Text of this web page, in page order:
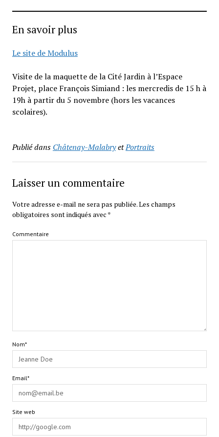
En savoir plus
Le site de Modulus
Visite de la maquette de la Cité Jardin à l’Espace
Projet, place François Simiand : les mercredis de 15 h à
19h à partir du 5 novembre (hors les vacances
scolaires).
Publié dans Châtenay-MalabryetPortraits
Laisser un commentaire
Votre adresse e-mail ne sera pas publiée.Les champs
obligatoires sont indiqués avec *
Commentaire
Nom*
Email*
Site web